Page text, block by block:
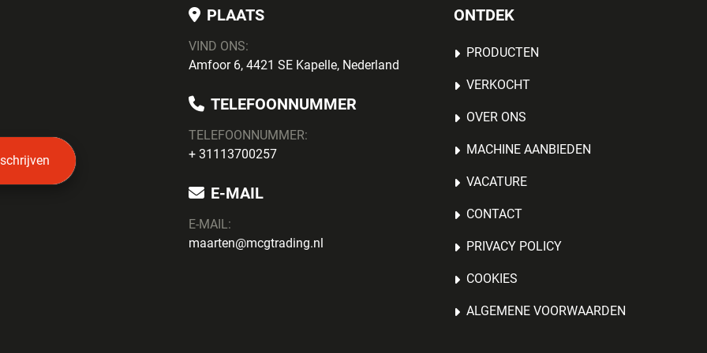
PLAATS
VIND ONS:
Amfoor 6, 4421 SE Kapelle, Nederland
TELEFOONNUMMER
TELEFOONNUMMER:
+ 31113700257
E-MAIL
E-MAIL:
maarten@mcgtrading.nl
ONTDEK
PRODUCTEN
VERKOCHT
OVER ONS
MACHINE AANBIEDEN
VACATURE
CONTACT
PRIVACY POLICY
COOKIES
ALGEMENE VOORWAARDEN